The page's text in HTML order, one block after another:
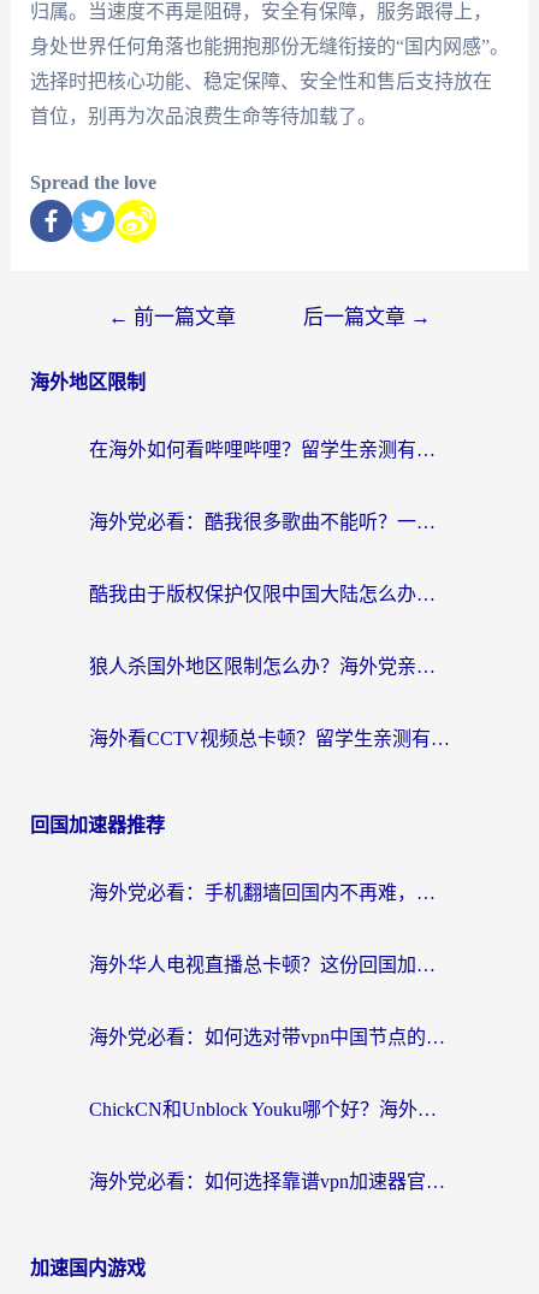
归属。当速度不再是阻碍，安全有保障，服务跟得上，
身处世界任何角落也能拥抱那份无缝衔接的“国内网感”。
选择时把核心功能、稳定保障、安全性和售后支持放在
首位，别再为次品浪费生命等待加载了。
Spread the love
← 前一篇文章 后一篇文章 →
海外地区限制
在海外如何看哔哩哔哩？留学生亲测有效的回国加速指南
海外党必看：酷我很多歌曲不能听？一招解决优酷版权限制+B站地域问题！
酷我由于版权保护仅限中国大陆怎么办？海外党亲测有效的解锁指南
狼人杀国外地区限制怎么办？海外党亲测有效的全场景回国加速指南
海外看CCTV视频总卡顿？留学生亲测有效的回国加速器选择指南
回国加速器推荐
海外党必看：手机翻墙回国内不再难，一篇搞定无缝访问国内资源指南
海外华人电视直播总卡顿？这份回国加速器选择指南帮你无缝看国内资源
海外党必看：如何选对带vpn中国节点的加速器？无缝访问国内资源全攻略
ChickCN和Unblock Youku哪个好？海外党亲测4款热门回国加速器，附避坑指南
海外党必看：如何选择靠谱vpn加速器官网？轻松解决国内APP地区限制
加速国内游戏